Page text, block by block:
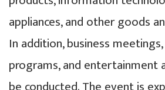
appliances, and other goods
In addition, business
programs, and entertainment